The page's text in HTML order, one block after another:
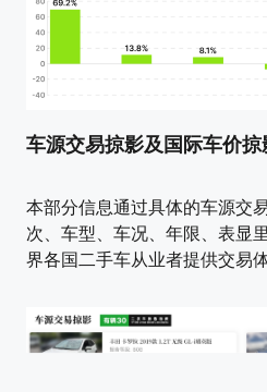
车源交易掠影及国际车价掠
本部分信息通过具体的车源交
次、车型、车况、年限、表显
界各国二手车从业者提供交易体